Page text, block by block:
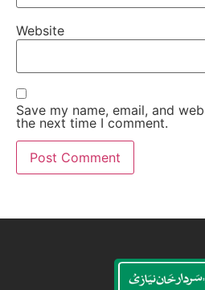
Website
Save my name, email, and
the next time I comment.